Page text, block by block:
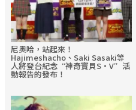
尼奧哈，站起來！
Hajimeshacho、Saki Sasaki等
人將登台紀念“神奇寶貝S・V”活
動報告的發布！